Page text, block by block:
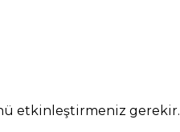
etkinleştirmeniz gerekir.